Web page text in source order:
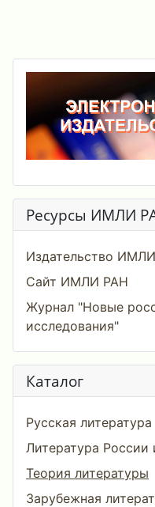
Ресурсы ИМЛИ
Издательство
Сайт ИМЛИ РАН
Журнал "Новые
исследования"
Каталог
Русская литература
Литература
Теория литературы
Зарубежная